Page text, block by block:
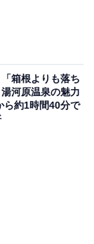
です。石畳
色が相まっ
に人気があり
の滝」や、か
ど、自然と歴
周辺の山々
美しさが楽
「箱根よりも落ち
河原温泉の魅力
ら約1時間40分で